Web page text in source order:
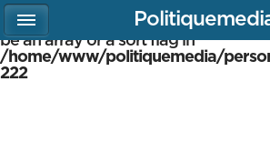
Warning
: array_multisort():
be an array or a sort flag in
/home/www/politiquemedia/
222